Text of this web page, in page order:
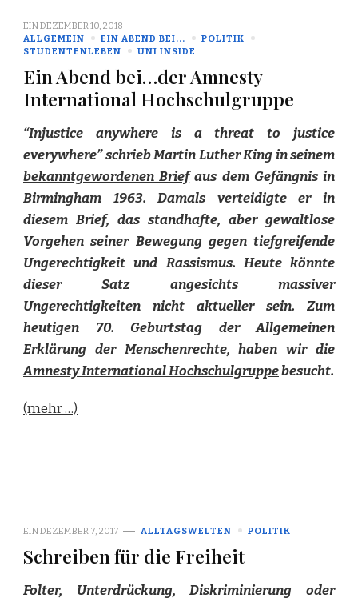
EINDEZEMBER 10, 2018
ALLGEMEIN
EIN ABEND BEI...
POLITIK
STUDENTENLEBEN
UNI INSIDE
Ein Abend bei…der Amnesty
International Hochschulgruppe
“Injustice anywhere is a threat to justice
everywhere” schrieb Martin Luther King in seinem
bekanntgewordenen Briefaus dem Gefängnis in
Birmingham 1963. Damals verteidigte er in
diesem Brief, das standhafte, aber gewaltlose
Vorgehen seiner Bewegung gegen tiefgreifende
Ungerechtigkeit und Rassismus. Heute könnte
dieser Satz angesichts massiver
Ungerechtigkeiten nicht aktueller sein. Zum
heutigen 70. Geburtstag der Allgemeinen
Erklärung der Menschenrechte, haben wir die
Amnesty International Hochschulgruppebesucht.
(mehr …)
EINDEZEMBER 7, 2017 ALLTAGSWELTEN POLITIK
Schreiben für die Freiheit
Folter, Unterdrückung, Diskriminierung oder